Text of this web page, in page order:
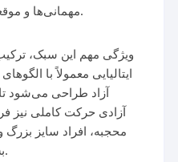
مهمانی‌ها و موقعیت‌های خاص مناسب هستند.
ویژگی مهم این سبک،
ایتالیایی معمولاً با
آزاد طراحی می‌شود
آزادی حرکت کاملی نیز
محجبه، افراد سایز بزرگ
بسیار مناسب به شمار می‌رود.